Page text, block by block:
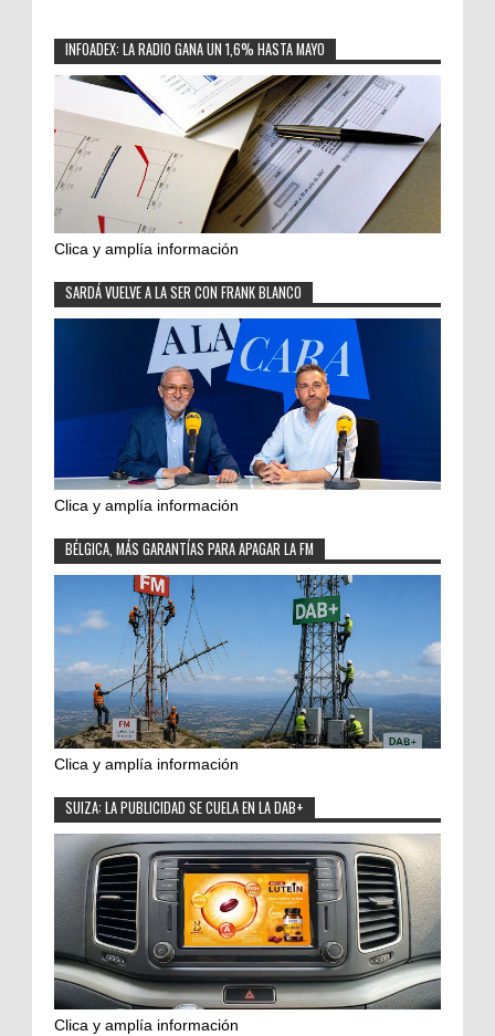
INFOADEX: LA RADIO GANA UN 1,6% HASTA MAYO
Clica y amplía información
SARDÁ VUELVE A LA SER CON FRANK BLANCO
Clica y amplía información
BÉLGICA, MÁS GARANTÍAS PARA APAGAR LA FM
Clica y amplía información
SUIZA: LA PUBLICIDAD SE CUELA EN LA DAB+
Clica y amplía información